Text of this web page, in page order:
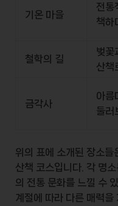
기온 마을
전통
책하
철학의 길
벚꽃
산책
금각사
아름
둘러
위의 표에 소개된 장소
산책 코스입니다. 각 명
의 전통 문화를 느낄 수
계절에 따라 다른 매력을